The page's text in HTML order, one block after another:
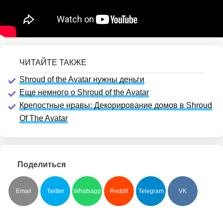
Shroud of the Avatar нужны деньги
Еще немного о Shroud of the Avatar
Крепостные нравы: Декорирование домов в Shroud
Of The Avatar
Поделиться
Email Twitter Whatsapp Reddit Telegram VK